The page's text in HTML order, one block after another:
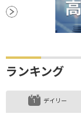
ランキング
デイリー